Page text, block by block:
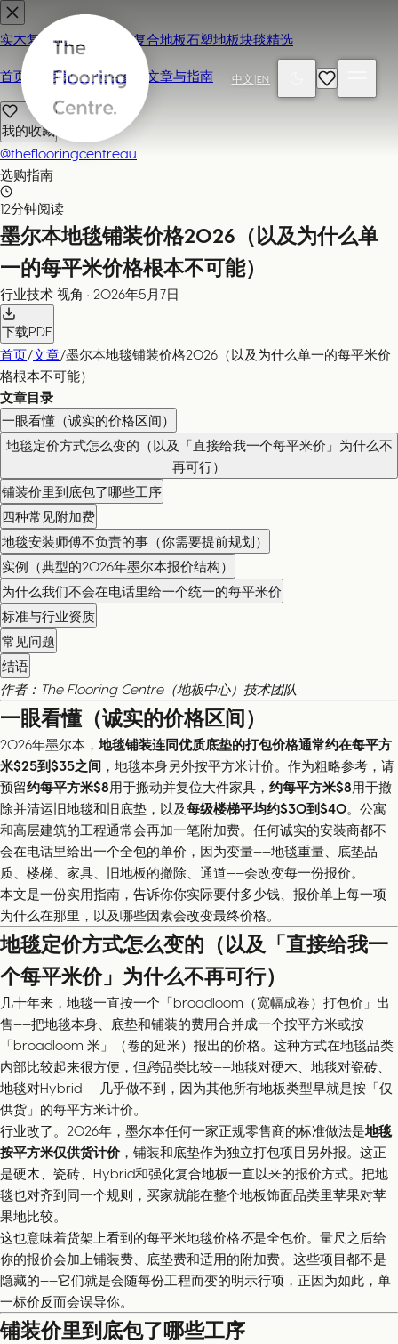
中文 |EN
实木复合地板 强化复合地板石塑地板块毯精选
首页 联系我们 / 来店参观 文章与指南
我的收藏
@theflooringcentreau
选购指南
12分钟阅读
墨尔本地毯铺装价格2026（以及为什么单
一的每平米价格根本不可能）
行业技术 视角 · 2026年5月7日
下载PDF
首页/文章/墨尔本地毯铺装价格2026（以及为什么单一的每平米价
格根本不可能）
文章目录
一眼看懂（诚实的价格区间）
地毯定价方式怎么变的（以及「直接给我一个每平米价」为什么不
再可行）
铺装价里到底包了哪些工序
四种常见附加费
地毯安装师傅不负责的事（你需要提前规划）
实例（典型的2026年墨尔本报价结构）
为什么我们不会在电话里给一个统一的每平米价
标准与行业资质
常见问题
结语
作者：The Flooring Centre（地板中心）技术团队
一眼看懂（诚实的价格区间）
2026年墨尔本，地毯铺装连同优质底垫的打包价格通常约在每平方
米$25到$35之间 ，地毯本身另外按平方米计价。作为粗略参考，请
预留约每平方米$8用于搬动并复位大件家具， 约每平方米$8用于撤
除并清运旧地毯和旧底垫，以及每级楼梯平均约$30到$40。公寓
和高层建筑的工程通常会再加一笔附加费。任何诚实的安装商都不
会在电话里给出一个全包的单价，因为变量——地毯重量、底垫品
质、楼梯、家具、旧地板的撤除、通道——会改变每一份报价。
本文是一份实用指南，告诉你你实际要付多少钱、报价单上每一项
为什么在那里，以及哪些因素会改变最终价格。
地毯定价方式怎么变的（以及「直接给我一
个每平米价」为什么不再可行）
几十年来，地毯一直按一个「broadloom（宽幅成卷）打包价」出
售——把地毯本身、底垫和铺装的费用合并成一个按平方米或按
「broadloom 米」（卷的延米）报出的价格。这种方式在地毯品类
内部比较起来很方便，但跨品类比较——地毯对硬木、地毯对瓷砖、
地毯对Hybrid——几乎做不到，因为其他所有地板类型早就是按「仅
供货」的每平方米计价。
行业改了。2026年，墨尔本任何一家正规零售商的标准做法是地毯
按平方米仅供货计价，铺装和底垫作为独立打包项目另外报。这正
是硬木、瓷砖、Hybrid和强化复合地板一直以来的报价方式。把地
毯也对齐到同一个规则，买家就能在整个地板饰面品类里苹果对苹
果地比较。
这也意味着货架上看到的每平米地毯价格不是全包价。量尺之后给
你的报价会加上铺装费、底垫费和适用的附加费。这些项目都不是
隐藏的——它们就是会随每份工程而变的明示行项，正因为如此，单
一标价反而会误导你。
铺装价里到底包了哪些工序